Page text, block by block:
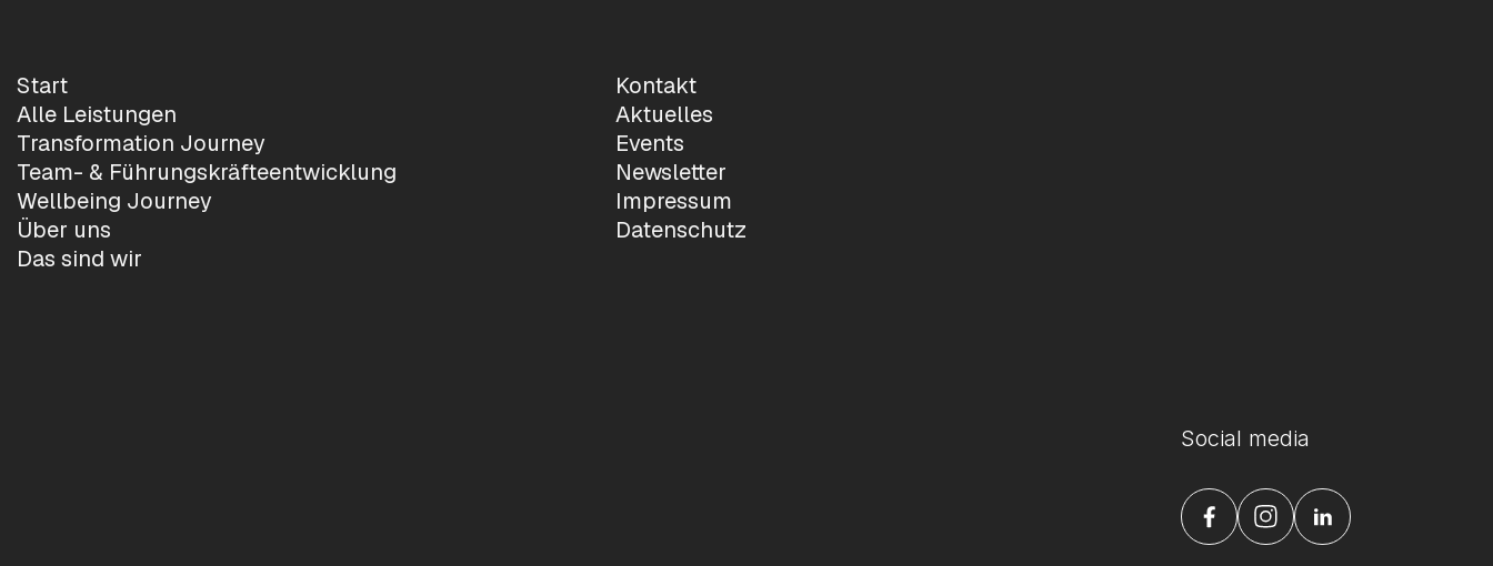
Start
Alle Leistungen
Transformation Journey
Team- & Führungskräfteentwicklung
Wellbeing Journey
Über uns
Das sind wir
Kontakt
Aktuelles
Events
Newsletter
Impressum
Datenschutz
Social media